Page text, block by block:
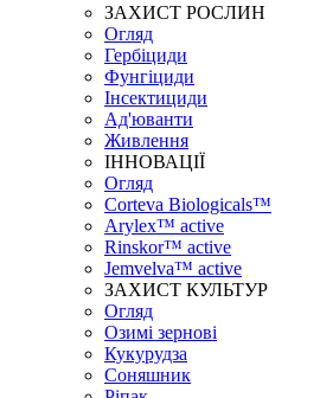
ЗАХИСТ РОСЛИН
Огляд
Гербіциди
Фунгіциди
Інсектициди
Ад'юванти
Живлення
ІННОВАЦІЇ
Огляд
Corteva Biologicals™
Arylex™ active
Rinskor™ active
Jemvelva™ active
ЗАХИСТ КУЛЬТУР
Огляд
Озимі зернові
Кукурудза
Соняшник